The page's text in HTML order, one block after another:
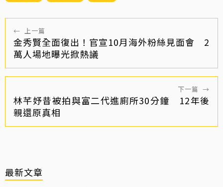
← 上一篇
金秀賢全面復出！官宣10月海外粉絲見面會 2
萬人場地曝光掀熱議
下一篇 →
林芊妤昔被拍與富二代進廁所30分鐘 12年後
親還原真相
最新文章